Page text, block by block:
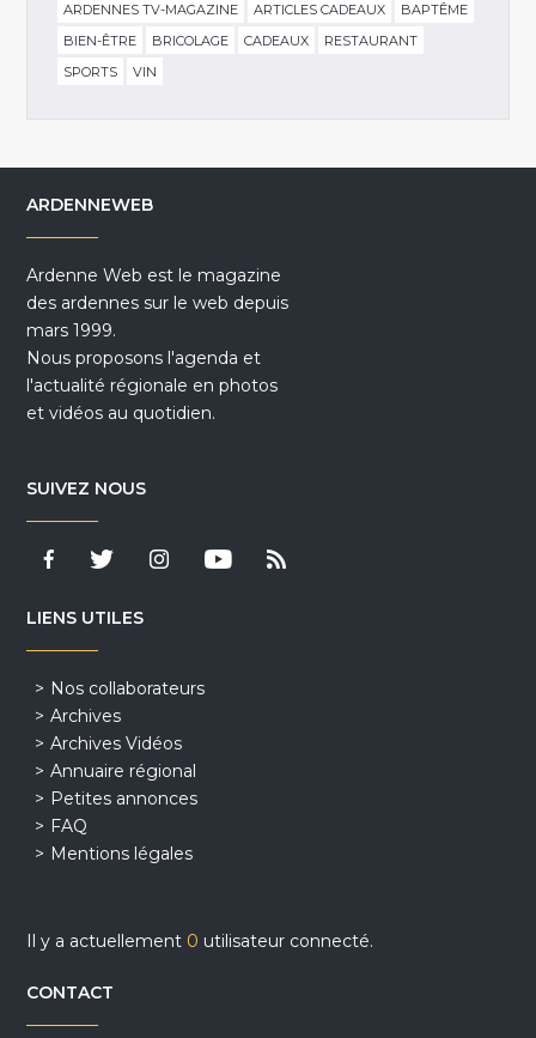
ARDENNES TV-MAGAZINE
ARTICLES CADEAUX
BAPTÊME
BIEN-ÊTRE
BRICOLAGE CADEAUX
RESTAURANT
SPORTS
VIN
ARDENNEWEB
Ardenne Web est le magazine
des ardennes sur le web depuis
mars 1999.
Nous proposons l'agenda et
l'actualité régionale en photos
et vidéos au quotidien.
SUIVEZ NOUS
LIENS UTILES
Nos collaborateurs
Archives
Archives Vidéos
Annuaire régional
Petites annonces
FAQ
Mentions légales
Il y a actuellement 0 utilisateur connecté.
CONTACT